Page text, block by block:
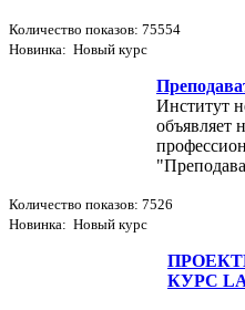
Количество показов: 75554
Новинка: Новый курс
Институт
объявляет
Количество показов: 7526
Новинка: Новый курс
КУРС